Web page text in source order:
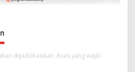
dipublikasikan. Ruas yang wajib